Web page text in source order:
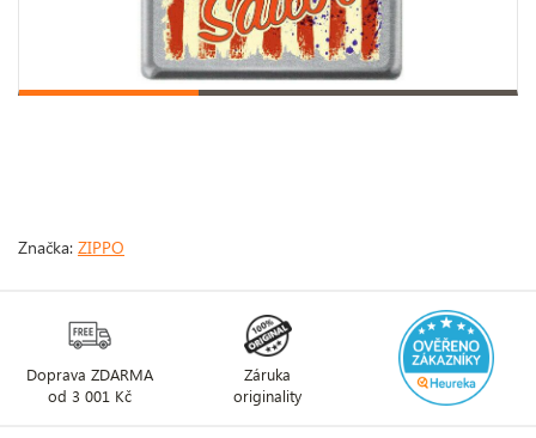
Značka: ZIPPO
Doprava ZDARMA
od 3 001 Kč
Záruka
originality